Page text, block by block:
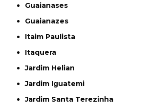
Guaianases
Guaianazes
Itaim Paulista
Itaquera
Jardim Helian
Jardim Iguatemi
Jardim Santa Terezinha